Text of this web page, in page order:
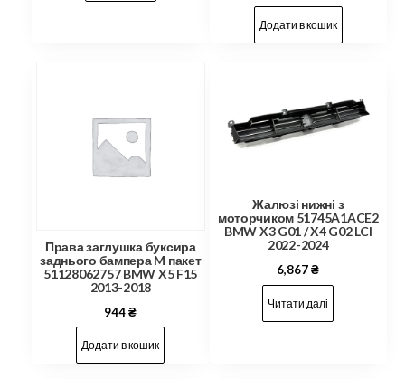
Додати в кошик
Права заглушка буксира
заднього бампера M пакет
51128062757 BMW X5 F15
2013-2018
944₴
Додати в кошик
Жалюзі нижні з
моторчиком 51745A1ACE2
BMW X3 G01 / X4 G02 LCI
2022-2024
6,867₴
Читати далі